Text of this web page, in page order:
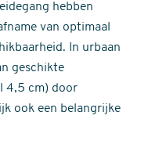
hebben
van optimaal
In urbaan
geschikte
4,5 cm) door
ook een belangrijke